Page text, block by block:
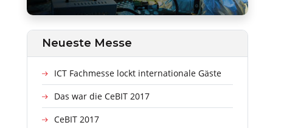
Neueste Messe
ICT Fachmesse lockt internationale Gäste
Das war die CeBIT 2017
CeBIT 2017